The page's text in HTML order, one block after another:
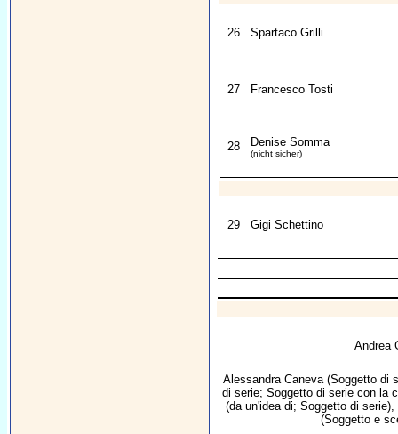
26 Spartaco Grilli
27 Francesco Tosti
28 Denise Somma
(nicht sicher)
29 Gigi Schettino
Andrea
Alessandra Caneva(Soggetto di
di serie; Soggetto di serie con la
(da un'idea di; Soggetto di serie),
(Soggetto e